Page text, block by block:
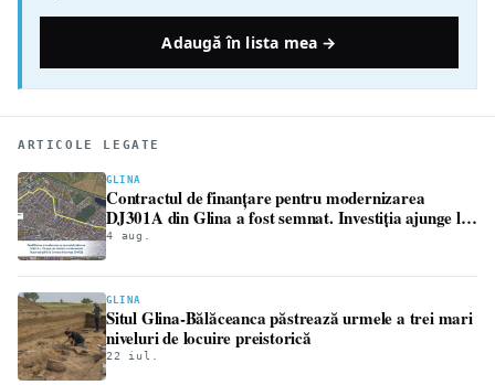
Adaugă în lista mea →
ARTICOLE LEGATE
GLINA
Contractul de finanțare pentru modernizarea
DJ301A din Glina a fost semnat. Investiția ajunge la
50,19 milioane de lei
4 aug.
GLINA
Situl Glina-Bălăceanca păstrează urmele a trei mari
niveluri de locuire preistorică
22 iul.